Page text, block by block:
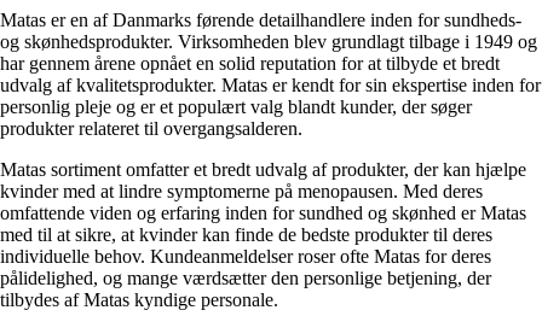
Matas er en af Danmarks førende detailhandlere inden for sundheds-
og skønhedsprodukter. Virksomheden blev grundlagt tilbage i 1949 og
har gennem årene opnået en solid reputation for at tilbyde et bredt
udvalg af kvalitetsprodukter. Matas er kendt for sin ekspertise inden for
personlig pleje og er et populært valg blandt kunder, der søger
produkter relateret til overgangsalderen.
Matas sortiment omfatter et bredt udvalg af produkter, der kan hjælpe
kvinder med at lindre symptomerne på menopausen. Med deres
omfattende viden og erfaring inden for sundhed og skønhed er Matas
med til at sikre, at kvinder kan finde de bedste produkter til deres
individuelle behov. Kundeanmeldelser roser ofte Matas for deres
pålidelighed, og mange værdsætter den personlige betjening, der
tilbydes af Matas kyndige personale.